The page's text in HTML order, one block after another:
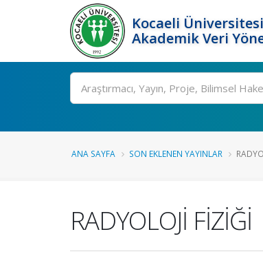
Kocaeli Üniversitesi
Akademik Veri
Ara
ANA SAYFA SON EKLENEN YAYINLAR
RADYOLOJİ FİZİĞİ